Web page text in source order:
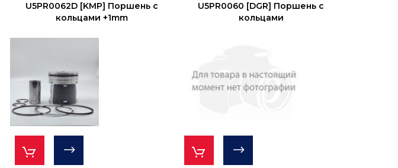
U5PR0062D [KMP] Поршень с
кольцами +1mm
U5PR0060 [DGR] Поршень с
кольцами